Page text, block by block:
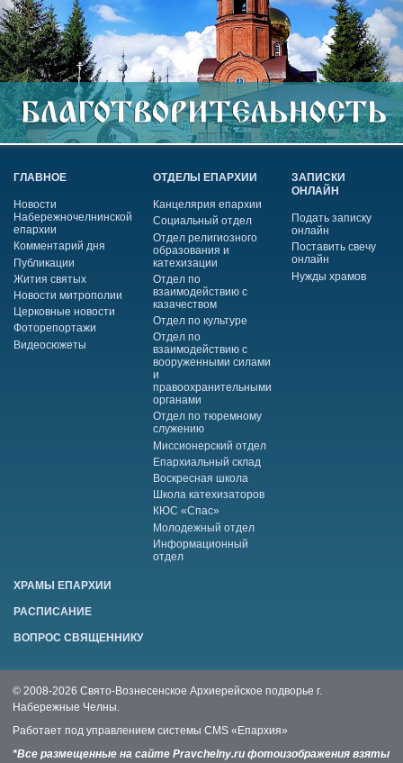
ГЛАВНОЕ
Новости
Набережночелнинской
епархии
Комментарий дня
Публикации
Жития святых
Новости митрополии
Церковные новости
Фоторепортажи
Видеосюжеты
ОТДЕЛЫ ЕПАРХИИ
Канцелярия епархии
Социальный отдел
Отдел религиозного
образования и
катехизации
Отдел по
взаимодействию с
казачеством
Отдел по культуре
Отдел по
взаимодействию с
вооруженными силами
и
правоохранительными
органами
Отдел по тюремному
служению
Миссионерский отдел
Епархиальный склад
Воскресная школа
Школа катехизаторов
КЮС «Спас»
Молодежный отдел
Информационный
отдел
ЗАПИСКИ
ОНЛАЙН
Подать записку
онлайн
Поставить свечу
онлайн
Нужды храмов
ХРАМЫ ЕПАРХИИ
РАСПИСАНИЕ
ВОПРОС СВЯЩЕННИКУ
© 2008-2026 Свято-Вознесенское Архиерейское подворье г.
Набережные Челны.
Работает под управлением системы CMS «Епархия»
*Все размещенные на сайте Pravchelny.ru фотоизображения взяты